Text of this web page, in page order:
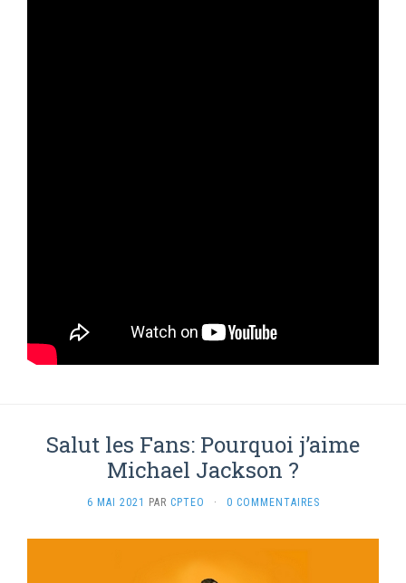
Salut les Fans: Pourquoi j’aime
Michael Jackson ?
6 MAI 2021 PAR CPTEO · 0 COMMENTAIRES